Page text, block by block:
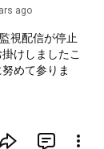
ago
視配信が停止
けしましたこ
めて参りま